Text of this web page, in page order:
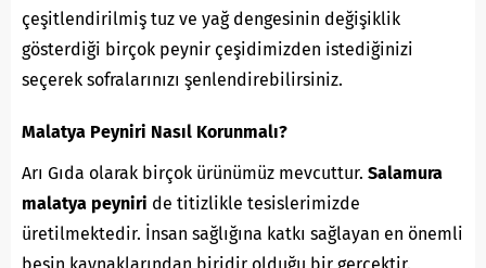
çeşitlendirilmiş tuz ve yağ dengesinin değişiklik
gösterdiği birçok peynir çeşidimizden istediğinizi
seçerek sofralarınızı şenlendirebilirsiniz.
Malatya Peyniri Nasıl Korunmalı?
Arı Gıda olarak birçok ürünümüz mevcuttur. Salamura
malatya peyniri de titizlikle tesislerimizde
üretilmektedir. İnsan sağlığına katkı sağlayan en önemli